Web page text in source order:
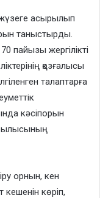
асырылып
таныстырды.
жергілікті
қозғалысы
талаптарға
кәсіпорын
орнын, кен
көріп,